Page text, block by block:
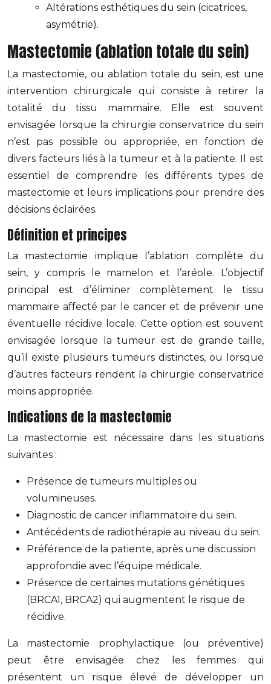
Altérations esthétiques du sein (cicatrices,
asymétrie).
Mastectomie (ablation totale du sein)
La mastectomie, ou ablation totale du sein, est une
intervention chirurgicale qui consiste à retirer la
totalité du tissu mammaire. Elle est souvent
envisagée lorsque la chirurgie conservatrice du sein
n’est pas possible ou appropriée, en fonction de
divers facteurs liés à la tumeur et à la patiente. Il est
essentiel de comprendre les différents types de
mastectomie et leurs implications pour prendre des
décisions éclairées.
Définition et principes
La mastectomie implique l’ablation complète du
sein, y compris le mamelon et l’aréole. L’objectif
principal est d’éliminer complètement le tissu
mammaire affecté par le cancer et de prévenir une
éventuelle récidive locale. Cette option est souvent
envisagée lorsque la tumeur est de grande taille,
qu’il existe plusieurs tumeurs distinctes, ou lorsque
d’autres facteurs rendent la chirurgie conservatrice
moins appropriée.
Indications de la mastectomie
La mastectomie est nécessaire dans les situations
suivantes :
Présence de tumeurs multiples ou
volumineuses.
Diagnostic de cancer inflammatoire du sein.
Antécédents de radiothérapie au niveau du sein.
Préférence de la patiente, après une discussion
approfondie avec l’équipe médicale.
Présence de certaines mutations génétiques
(BRCA1, BRCA2) qui augmentent le risque de
récidive.
La mastectomie prophylactique (ou préventive)
peut être envisagée chez les femmes qui
présentent un risque élevé de développer un